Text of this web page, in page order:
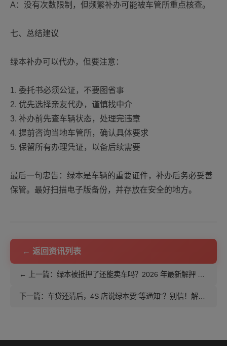
A：没有次数限制，但频繁补办可能被车管所重点核查。
七、总结建议
绿本补办可以代办，但要注意：
1. 委托书必须公证，不要图省事
2. 优先选择亲友代办，谨慎找中介
3. 补办前先查车辆状态，处理完违章
4. 提前咨询当地车管所，确认具体要求
5. 保留所有办理凭证，以备后续需要
最后一句忠告：绿本是车辆的重要证件，补办后务必妥善
保管。最好扫描电子版备份，并存放在安全的地方。
← 返回资讯列表